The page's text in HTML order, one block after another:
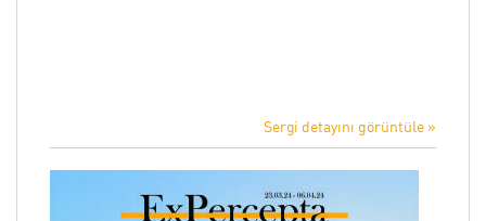
Sergi detayını görüntüle »